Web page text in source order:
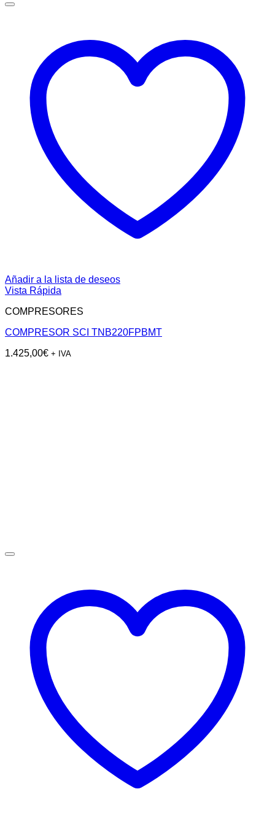
Añadir a la lista de deseos
Vista Rápida
COMPRESORES
COMPRESOR SCI TNB220FPBMT
1.425,00€ + IVA